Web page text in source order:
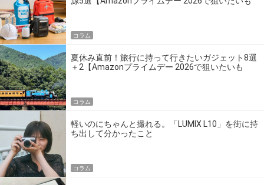
コラム
夏休み直前！旅行に持って行きたいガジェット8選
＋2【Amazonプライムデー 2026で狙いたいも
コラム
軽いのにちゃんと撮れる。「LUMIX L10」を街に持
ち出して分かったこと
コラム